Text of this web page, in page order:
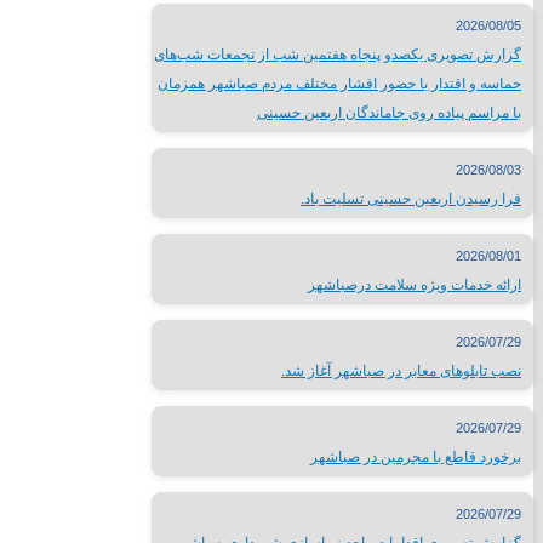
2026/08/05
گزارش تصویری یکصدو پنجاه هفتمین شب از تجمعات شب‌های
حماسه و اقتدار با حضور اقشار مختلف مردم صباشهر همزمان
با مراسم پیاده روی جاماندگان اربعین حسینی
2026/08/03
فرا رسیدن اربعین حسینی تسلیت باد.
2026/08/01
ارائه خدمات ویژه سلامت درصباشهر
2026/07/29
نصب تابلوهای معابر در صباشهر آغاز شد.
2026/07/29
برخورد قاطع با مجرمین در صباشهر
2026/07/29
استانداری تهران
فرمانداری شهرستان شهریار
اداره ورزش و جوانان شهریار
تماس با
تلفن تماس:65624446-021
پست الکترونیک: info@sabacity.ir
آدرس شهرداری: استان تهران_ شهرستان شهریار_ صباشهر_ ابتدای